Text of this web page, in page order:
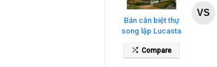
Bán căn biệt thự
song lập Lucasta
Villa – DT 175m2
giá 26 tỷ
Compare
VS